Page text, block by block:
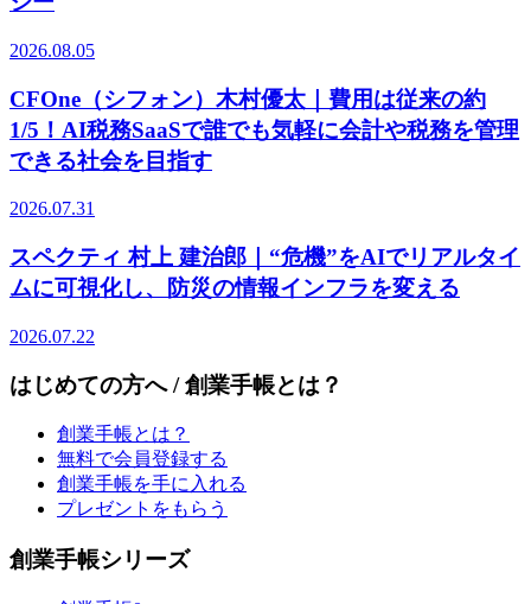
2026.08.05
CFOne（シフォン）木村優太｜費用は従来の約
1/5！AI税務SaaSで誰でも気軽に会計や税務を管理
できる社会を目指す
2026.07.31
スペクティ 村上 建治郎｜“危機”をAIでリアルタイ
ムに可視化し、防災の情報インフラを変える
2026.07.22
はじめての方へ / 創業手帳とは？
創業手帳とは？
無料で会員登録する
創業手帳を手に入れる
プレゼントをもらう
創業手帳シリーズ